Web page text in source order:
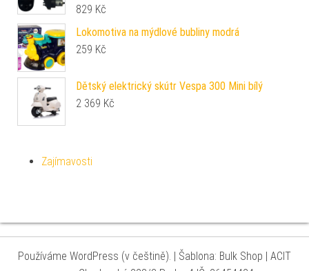
829 Kč
Lokomotiva na mýdlové bubliny modrá
259 Kč
Dětský elektrický skútr Vespa 300 Mini bílý
2 369 Kč
Zajímavosti
Používáme WordPress (v češtině). | Šablona: Bulk Shop | ACIT